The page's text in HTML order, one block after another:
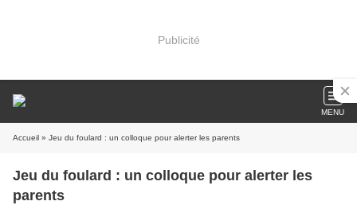
Publicité
MENU
Accueil » Jeu du foulard : un colloque pour alerter les parents
Jeu du foulard : un colloque pour alerter les
parents